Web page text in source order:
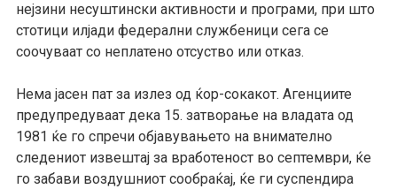
нејзини несуштински активности и програми, при што
стотици илјади федерални службеници сега се
соочуваат со неплатено отсуство или отказ.
Нема јасен пат за излез од ќор-сокакот. Агенциите
предупредуваат дека 15. затворање на владата од
1981 ќе го спречи објавувањето на внимателно
следениот извештај за вработеност во септември, ќе
го забави воздушниот сообраќај, ќе ги суспендира